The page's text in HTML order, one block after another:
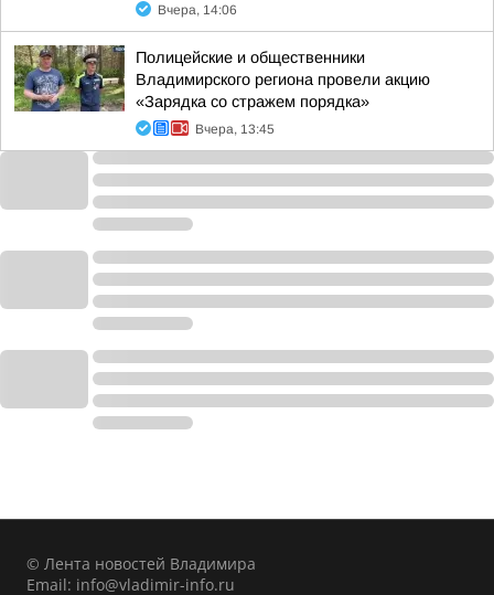
Вчера, 14:06
Полицейские и общественники
Владимирского региона провели акцию
«Зарядка со стражем порядка»
Вчера, 13:45
© Лента новостей Владимира
Email: info@vladimir-info.ru